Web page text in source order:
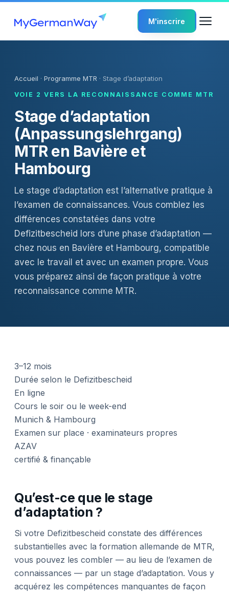
M'inscrire
Accueil · Programme MTR · Stage d’adaptation
VOIE 2 VERS LA RECONNAISSANCE COMME MTR
Stage d’adaptation
(Anpassungslehrgang)
MTR en Bavière et
Hambourg
Le stage d’adaptation est l’alternative pratique à
l’examen de connaissances. Vous comblez les
différences constatées dans votre
Defizitbescheid lors d’une phase d’adaptation —
chez nous en Bavière et Hambourg, compatible
avec le travail et avec un examen propre. Vous
vous préparez ainsi de façon pratique à votre
reconnaissance comme MTR.
3–12 mois
Durée selon le Defizitbescheid
En ligne
Cours le soir ou le week-end
Munich & Hambourg
Examen sur place · examinateurs propres
AZAV
certifié & finançable
Qu’est-ce que le stage
d’adaptation ?
Si votre Defizitbescheid constate des différences
substantielles avec la formation allemande de MTR,
vous pouvez les combler — au lieu de l’examen de
connaissances — par un stage d’adaptation. Vous y
acquérez les compétences manquantes de façon